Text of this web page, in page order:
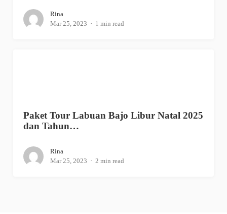
Rina
Mar 25, 2023
1 min read
Paket Tour Labuan Bajo Libur Natal 2025
dan Tahun…
Rina
Mar 25, 2023
2 min read